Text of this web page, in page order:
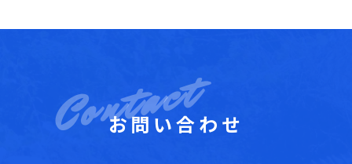
お問い合わせ